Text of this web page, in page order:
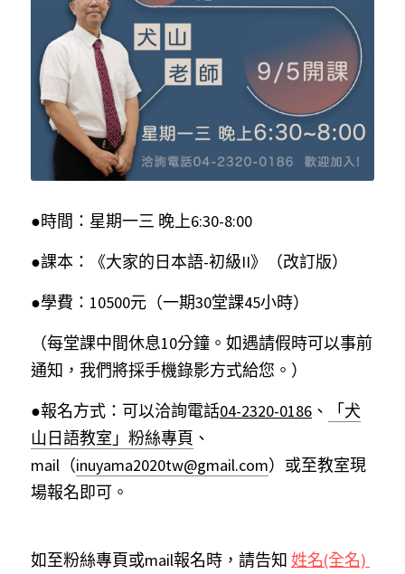
●時間：星期一三 晚上6:30-8:00
●課本：《大家的日本語-初級II》（改訂版）
●學費：10500元（一期30堂課45小時）
（每堂課中間休息10分鐘。如遇請假時可以事前
通知，我們將採手機錄影方式給您。）
●報名方式：可以洽詢電話04-2320-0186 、
「犬
山日語教室」粉絲專頁 、
mail（inuyama2020tw@gmail.com）或至教室現
場報名即可。
如至粉絲專頁或mail報名時，請告知 姓名(全名)